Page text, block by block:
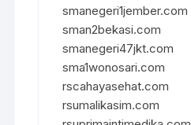
smanegeri1jember.com
sman2bekasi.com
smanegeri47jkt.com
sma1wonosari.com
rscahayasehat.com
rsumalikasim.com